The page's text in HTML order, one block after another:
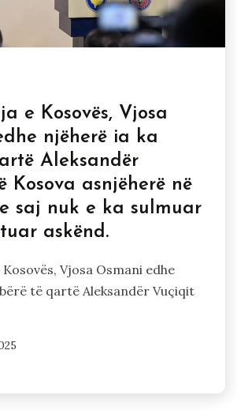
e Kosovës, Vjosa
njëherë ia ka
Aleksandër
Kosova asnjëherë në
saj nuk e ka sulmuar
askënd.
Vjosa Osmani edhe
të qartë Aleksandër Vuçiqit